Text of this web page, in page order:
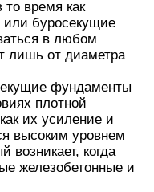
время как
буросекущие
в любом
лишь от диаметра
фундаменты
плотной
их усиление и
высоким уровнем
возникает, когда
железобетонные и